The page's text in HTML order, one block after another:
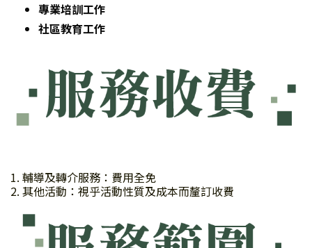
專業培訓工作
社區教育工作
1. 輔導及轉介服務：費用全免
2. 其他活動：視乎活動性質及成本而釐訂收費